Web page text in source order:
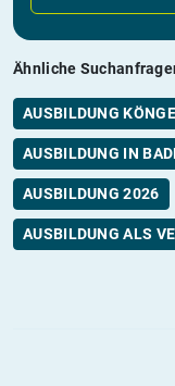
Ähnliche
AUSBILDUNG
AUSBILDUNG IN
AUSBILDUNG 2026
AUSBILDUNG ALS